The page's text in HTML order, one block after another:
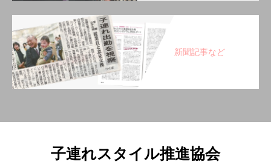
新聞記事など
子連れスタイル推進協会